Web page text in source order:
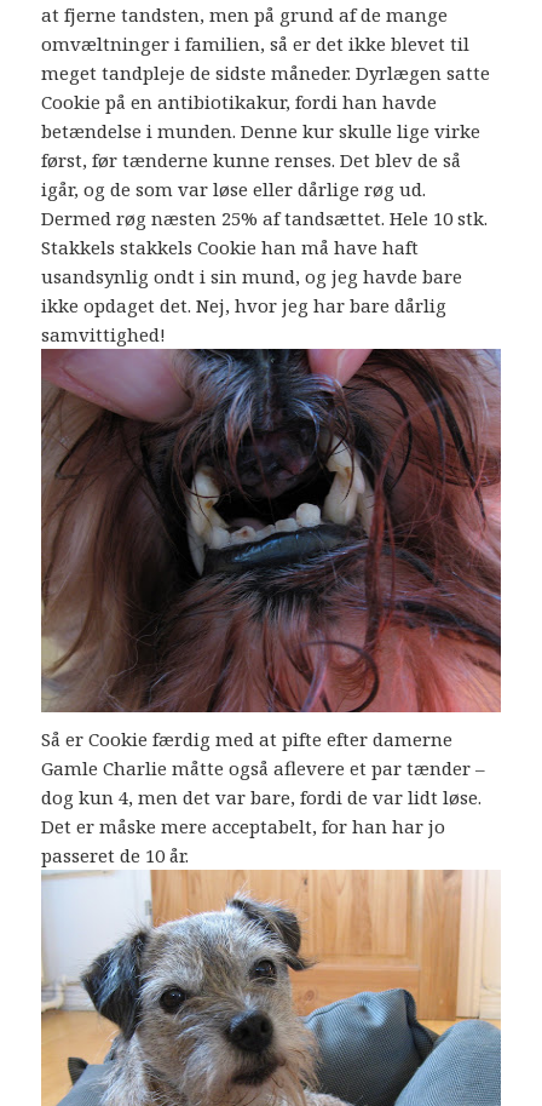
at fjerne tandsten, men på grund af de mange
omvæltninger i familien, så er det ikke blevet til
meget tandpleje de sidste måneder. Dyrlægen satte
Cookie på en antibiotikakur, fordi han havde
betændelse i munden. Denne kur skulle lige virke
først, før tænderne kunne renses. Det blev de så
igår, og de som var løse eller dårlige røg ud.
Dermed røg næsten 25% af tandsættet. Hele 10 stk.
Stakkels stakkels Cookie han må have haft
usandsynlig ondt i sin mund, og jeg havde bare
ikke opdaget det. Nej, hvor jeg har bare dårlig
samvittighed!
Så er Cookie færdig med at pifte efter damerne
Gamle Charlie måtte også aflevere et par tænder –
dog kun 4, men det var bare, fordi de var lidt løse.
Det er måske mere acceptabelt, for han har jo
passeret de 10 år.